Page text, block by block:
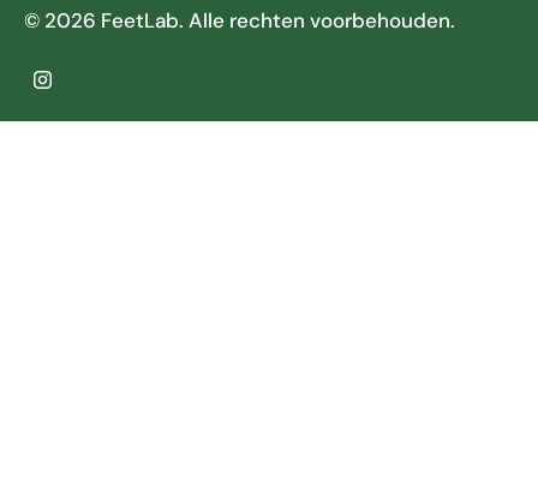
© 2026 FeetLab. Alle rechten voorbehouden.